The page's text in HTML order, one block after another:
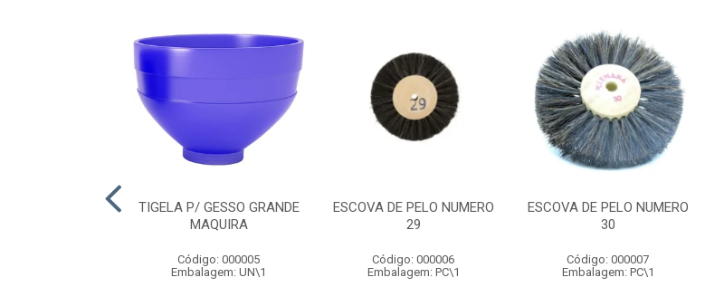
TIGELA P/ GESSO GRANDE
MAQUIRA
Código: 000005
Embalagem: UN\1
ESCOVA DE PELO NUMERO
29
Código: 000006
Embalagem: PC\1
ESCOVA DE PELO NUMERO
30
Código: 000007
Embalagem: PC\1